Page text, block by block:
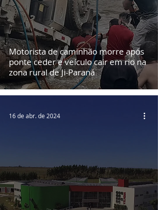
Motorista de caminhão morre após
ponte ceder e veículo cair em rio na
zona rural de Ji-Paraná
16 de abr. de 2024